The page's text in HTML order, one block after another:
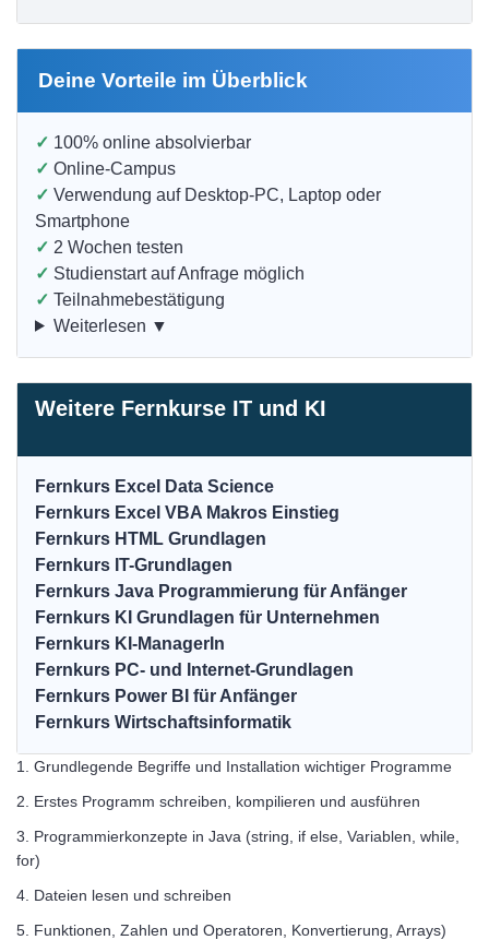
Deine Vorteile im Überblick
✓ 100% online absolvierbar
✓ Online-Campus
✓ Verwendung auf Desktop-PC, Laptop oder
Smartphone
✓ 2 Wochen testen
✓ Studienstart auf Anfrage möglich
✓ Teilnahmebestätigung
Weiterlesen ▼
Weitere Fernkurse IT und KI
Fernkurs Excel Data Science
Fernkurs Excel VBA Makros Einstieg
Fernkurs HTML Grundlagen
Fernkurs IT-Grundlagen
Fernkurs Java Programmierung für Anfänger
Fernkurs KI Grundlagen für Unternehmen
Fernkurs KI-ManagerIn
Fernkurs PC- und Internet-Grundlagen
Fernkurs Power BI für Anfänger
Fernkurs Wirtschaftsinformatik
1. Grundlegende Begriffe und Installation wichtiger Programme
2. Erstes Programm schreiben, kompilieren und ausführen
3. Programmierkonzepte in Java (string, if else, Variablen, while,
for)
4. Dateien lesen und schreiben
5. Funktionen, Zahlen und Operatoren, Konvertierung, Arrays)